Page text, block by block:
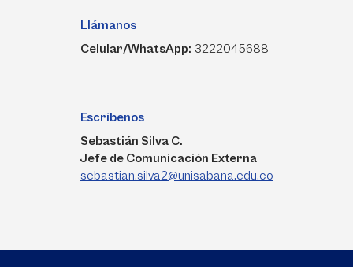
Llámanos
Celular/WhatsApp: 3222045688
Escríbenos
Sebastián Silva C.
Jefe de Comunicación Externa
sebastian.silva2@unisabana.edu.co